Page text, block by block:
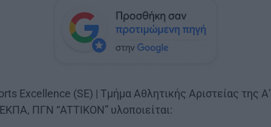
Excellence (SE) | Τμήμα Αθλητικής Αριστείας της
ΠΓΝ “ATTIKON” υλοποιείται: